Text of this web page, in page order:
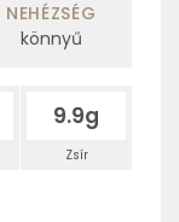
NEHÉZSÉG
könnyű
9.9g
Zsír